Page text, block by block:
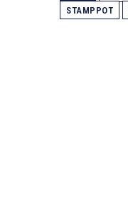
STAMPPOT